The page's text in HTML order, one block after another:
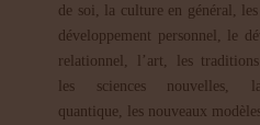
de soi, la culture en général, les
développement personnel, le
relationnel, l’art, les traditions
les sciences nouvelles,
quantique, les nouveaux